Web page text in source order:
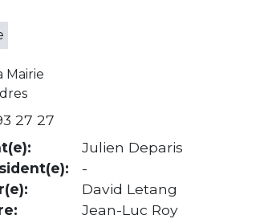
Mairie
27 27
Julien Deparis
-
David Letang
Jean-Luc Roy